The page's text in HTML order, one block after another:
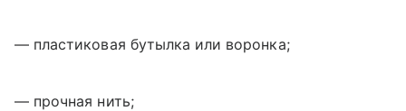
— пластиковая бутылка или воронка;
— прочная нить;